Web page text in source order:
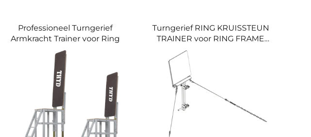
Professioneel Turngerief
Armkracht Trainer voor Ring
Turngerief RING KRUISSTEUN
TRAINER voor RING FRAME